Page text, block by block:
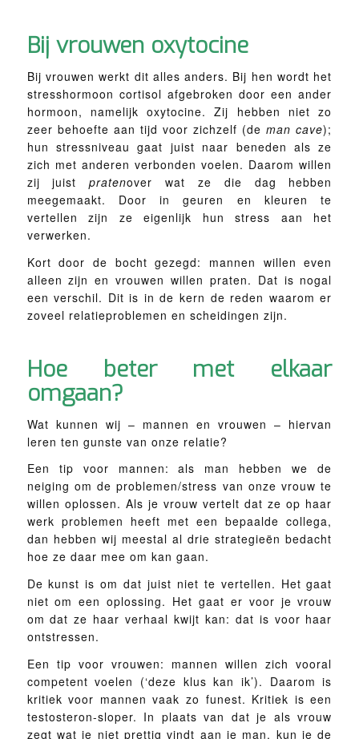
Bij vrouwen oxytocine
Bij vrouwen werkt dit alles anders. Bij hen wordt het
stresshormoon cortisol afgebroken door een ander
hormoon, namelijk oxytocine. Zij hebben niet zo
zeer behoefte aan tijd voor zichzelf (deman cave);
hun stressniveau gaat juist naar beneden als ze
zich met anderen verbonden voelen. Daarom willen
zij juistpratenover wat ze die dag hebben
meegemaakt. Door in geuren en kleuren te
vertellen zijn ze eigenlijk hun stress aan het
verwerken.
Kort door de bocht gezegd: mannen willen even
alleen zijn en vrouwen willen praten. Dat is nogal
een verschil. Dit is in de kern de reden waarom er
zoveel relatieproblemen en scheidingen zijn.
Hoe beter met elkaar
omgaan?
Wat kunnen wij – mannen en vrouwen – hiervan
leren ten gunste van onze relatie?
Een tip voor mannen: als man hebben we de
neiging om de problemen/stress van onze vrouw te
willen oplossen. Als je vrouw vertelt dat ze op haar
werk problemen heeft met een bepaalde collega,
dan hebben wij meestal al drie strategieën bedacht
hoe ze daar mee om kan gaan.
De kunst is om dat juist niet te vertellen. Het gaat
niet om een oplossing. Het gaat er voor je vrouw
om dat ze haar verhaal kwijt kan: dat is voor haar
ontstressen.
Een tip voor vrouwen: mannen willen zich vooral
competent voelen (‘deze klus kan ik’). Daarom is
kritiek voor mannen vaak zo funest. Kritiek is een
testosteron-sloper. In plaats van dat je als vrouw
zegt wat je niet prettig vindt aan je man, kun je de